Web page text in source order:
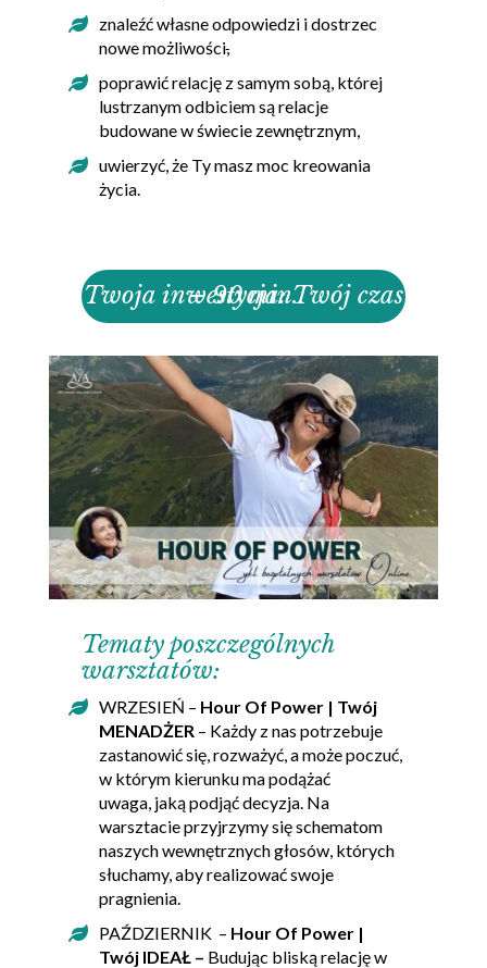
znaleźć własne odpowiedzi i dostrzec
nowe możliwości,
poprawić relację z samym sobą, której
lustrzanym odbiciem są relacje
budowane w świecie zewnętrznym,
uwierzyć, że Ty masz moc kreowania
życia.
Twoja inwestycja: Twój czas – 90 min.
Tematy poszczególnych
warsztatów:
WRZESIEŃ – Hour Of Power | Twój
MENADŻER– Każdy z nas potrzebuje
zastanowić się, rozważyć, a może poczuć,
w którym kierunku ma podążać
uwaga, jaką podjąć decyzja. Na
warsztacie przyjrzymy się schematom
naszych wewnętrznych głosów, których
słuchamy, aby realizować swoje
pragnienia.
PAŹDZIERNIK – Hour Of Power |
Twój IDEAŁ – Budując bliską relację w